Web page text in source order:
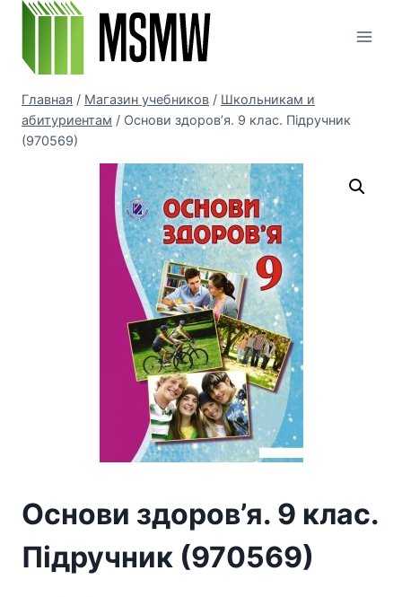
Перейти
содержимому
Главная / Магазин учебников / Школьникам и
абитуриентам / Основи здоров’я. 9 клас. Підручник
(970569)
Основи здоров’я. 9 клас.
Підручник (970569)